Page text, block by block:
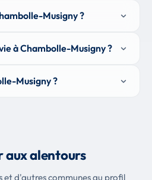
Musigny ?
à Chambolle-Musigny ?
Musigny ?
aux alentours
et d'autres communes au profil